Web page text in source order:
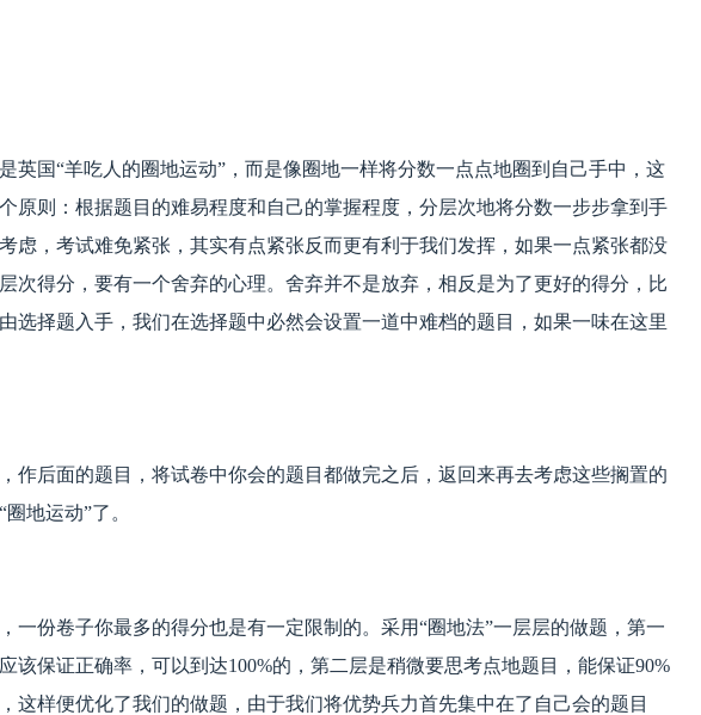
英国“羊吃人的圈地运动”，而是像圈地一样将分数一点点地圈到自己手中，这
原则：根据题目的难易程度和自己的掌握程度，分层次地将分数一步步拿到手
虑，考试难免紧张，其实有点紧张反而更有利于我们发挥，如果一点紧张都没
次得分，要有一个舍弃的心理。舍弃并不是放弃，相反是为了更好的得分，比
选择题入手，我们在选择题中必然会设置一道中难档的题目，如果一味在这里
作后面的题目，将试卷中你会的题目都做完之后，返回来再去考虑这些搁置的
地运动”了。
一份卷子你最多的得分也是有一定限制的。采用“圈地法”一层层的做题，第一
该保证正确率，可以到达100%的，第二层是稍微要思考点地题目，能保证90%
这样便优化了我们的做题，由于我们将优势兵力首先集中在了自己会的题目